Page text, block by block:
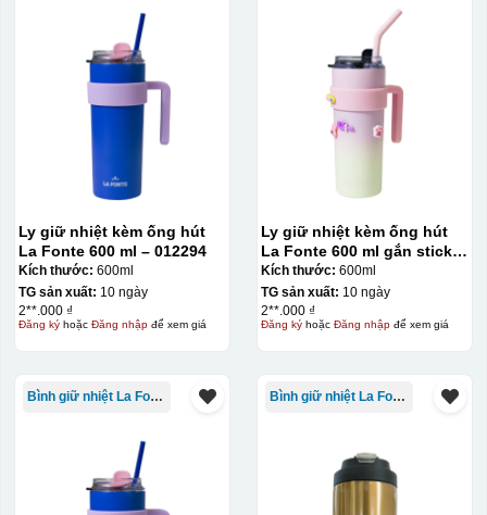
Độ bám dính lên bề
mặt vật liệu rất tốt,
Ly giữ nhiệt kèm ống hút
La Fonte 600 ml – 012294
Kích thước: 600ml
TG sản xuất: 10 ngày
2**.000 ₫
Đăng kýhoặc Đăng nhậpđể xem giá
Ly giữ nhiệt kèm ống hút
La Fonte 600 ml gắn sticker
– 012294
Kích thước: 600ml
TG sản xuất: 10 ngày
2**.000 ₫
Đăng kýhoặc Đăng nhậpđể xem giá
Bình giữ nhiệt La Fonte Bình giữ nhiệt La Fonte